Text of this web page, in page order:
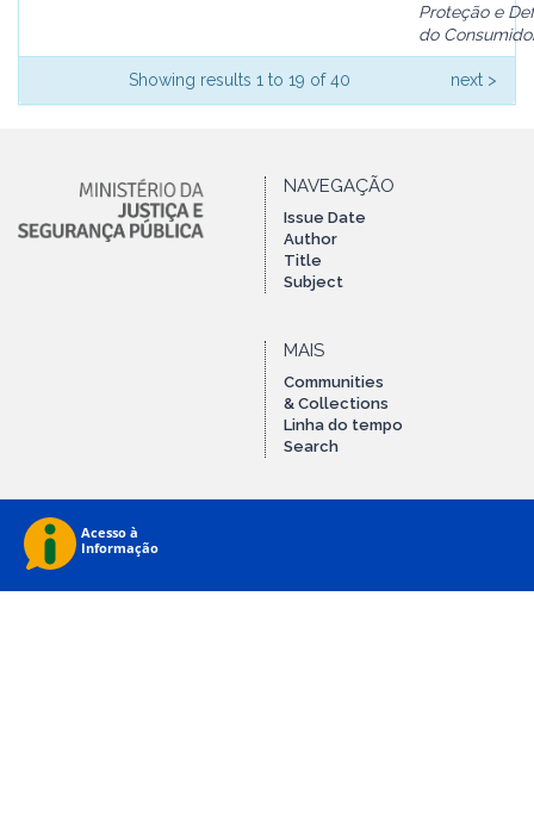
Proteção e
do
Showing results 1 to 19 of 40 next >
NAVEGAÇÃO
Issue Date
Author
Title
Subject
MAIS
Communities
& Collections
Linha do tempo
Search